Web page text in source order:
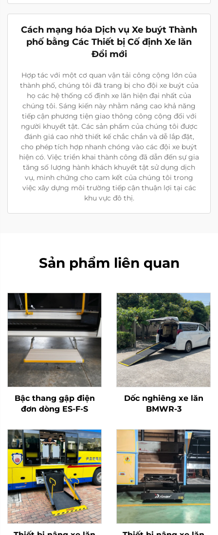
Cách mạng hóa Dịch vụ Xe buýt Thành
phố bằng Các Thiết bị Cố định Xe lăn
Đổi mới
Hợp tác với một cơ quan vận tải công cộng lớn của
thành phố, chúng tôi đã trang bị cho đội xe buýt của
họ các hệ thống cố định xe lăn hiện đại nhất của
chúng tôi. Sáng kiến này nhằm nâng cao khả năng
tiếp cận phương tiện giao thông công cộng đối với
người khuyết tật. Các sản phẩm của chúng tôi được
đánh giá cao nhờ thiết kế chắc chắn và dễ lắp đặt,
cho phép tích hợp nhanh chóng vào các đội xe buýt
hiện có. Việc triển khai thành công đã dẫn đến sự gia
tăng số lượng hành khách khuyết tật sử dụng dịch
vụ, minh chứng cho cam kết của chúng tôi trong
việc xây dựng môi trường tiếp cận thuận lợi tại các
khu vực đô thị.
Sản phẩm liên quan
Bậc thang gập điện
đơn dòng ES-F-S
Dốc nghiêng xe lăn
BMWR-3